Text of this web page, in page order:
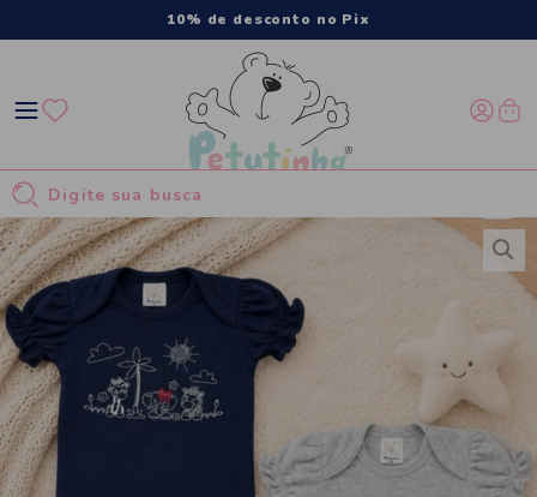
10% de desconto no Pix